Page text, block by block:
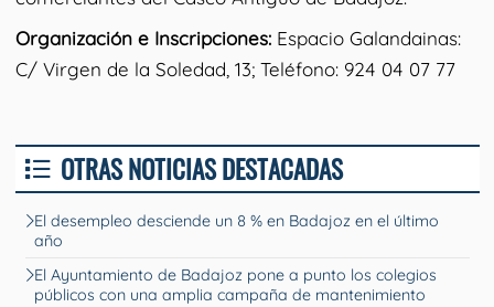
Organización e Inscripciones:Espacio Galandainas:
C/ Virgen de la Soledad, 13; Teléfono: 924 04 07 77
OTRAS NOTICIAS DESTACADAS
El desempleo desciende un 8 % en Badajoz en el último
año
El Ayuntamiento de Badajoz pone a punto los colegios
públicos con una amplia campaña de mantenimiento